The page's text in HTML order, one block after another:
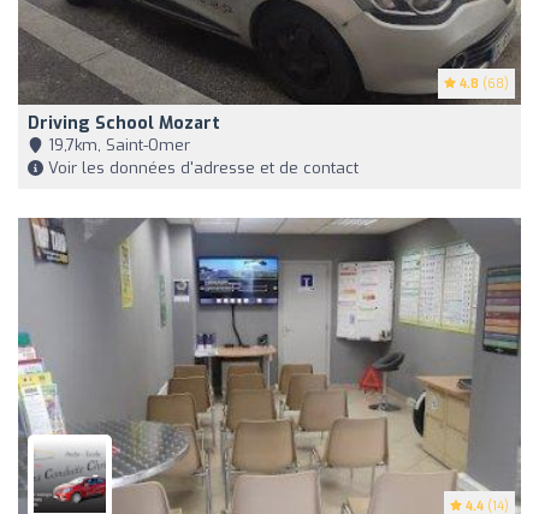
4.8 (68)
Driving School Mozart
19,7km, Saint-Omer
Voir les données d'adresse et de contact
4.4 (14)